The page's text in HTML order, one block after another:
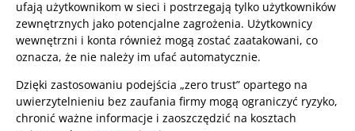
ufają użytkownikom w sieci i postrzegają tylko użytkowników
zewnętrznych jako potencjalne zagrożenia. Użytkownicy
wewnętrzni i konta również mogą zostać zaatakowani, co
oznacza, że nie należy im ufać automatycznie.
Dzięki zastosowaniu podejścia „zero trust” opartego na
uwierzytelnieniu bez zaufania firmy mogą ograniczyć ryzyko,
chronić ważne informacje i zaoszczędzić na kosztach